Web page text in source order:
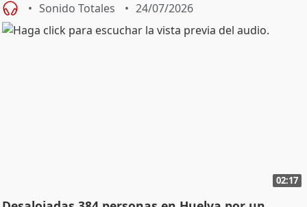
Sonido Totales 24/07/2026
02:17